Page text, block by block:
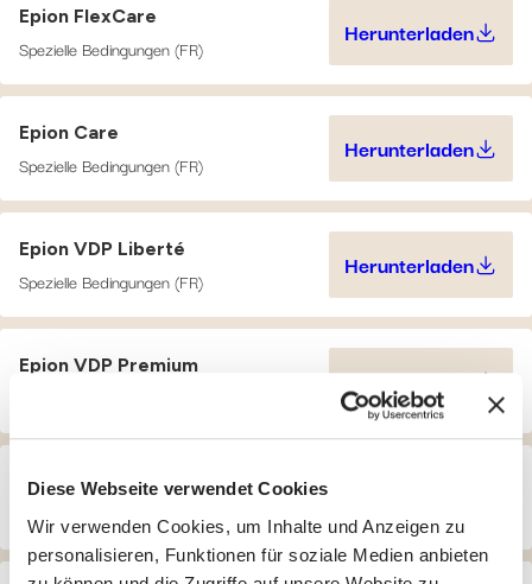
Diese Webseite verwendet Cookies
Wir verwenden Cookies, um Inhalte und Anzeigen zu
personalisieren, Funktionen für soziale Medien anbieten
Epion FlexCare
Spezielle Bedingungen (FR)
Herunterladen
Epion
Epion Care
Spezielle Bedingungen (FR)
Herunterladen
Epion Care
Epion VDP Liberté
Spezielle Bedingungen (FR)
Herunterladen
Epion VDP
Epion VDP Premium Herunterladen
Epion VDP
Epion GTE TotalCare
Spezielle Bedingungen (FR)